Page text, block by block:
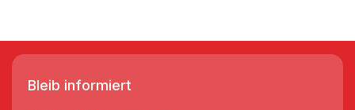
Bleib informiert